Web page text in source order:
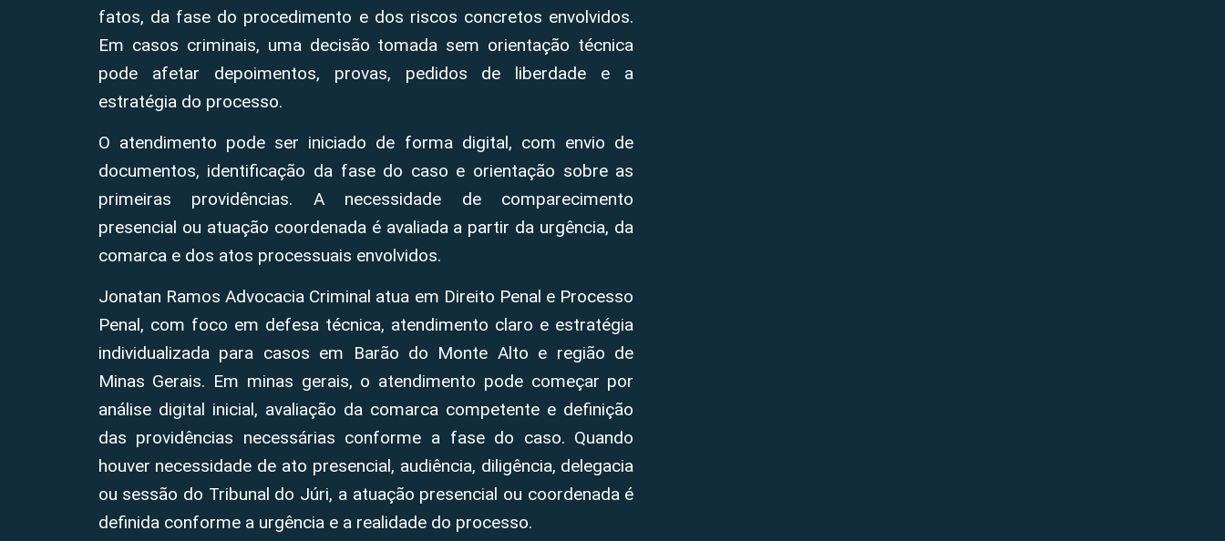
fatos, da fase do procedimento e dos riscos concretos envolvidos.
Em casos criminais, uma decisão tomada sem orientação técnica
pode afetar depoimentos, provas, pedidos de liberdade e a
estratégia do processo.
O atendimento pode ser iniciado de forma digital, com envio de
documentos, identificação da fase do caso e orientação sobre as
primeiras providências. A necessidade de comparecimento
presencial ou atuação coordenada é avaliada a partir da urgência, da
comarca e dos atos processuais envolvidos.
Jonatan Ramos Advocacia Criminal atua em Direito Penal e Processo
Penal, com foco em defesa técnica, atendimento claro e estratégia
individualizada para casos em Barão do Monte Alto e região de
Minas Gerais. Em minas gerais, o atendimento pode começar por
análise digital inicial, avaliação da comarca competente e definição
das providências necessárias conforme a fase do caso. Quando
houver necessidade de ato presencial, audiência, diligência, delegacia
ou sessão do Tribunal do Júri, a atuação presencial ou coordenada é
definida conforme a urgência e a realidade do processo.